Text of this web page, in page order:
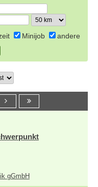
Minijob andere
gGmbH